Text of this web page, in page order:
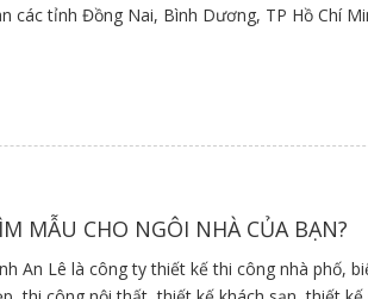
Nguồn sưu tầm
các tỉnh Đồng Nai, Bình Dương, TP Hồ Chí
MẪU CHO NGÔI NHÀ CỦA BẠN?
An Lê là công ty thiết kế thi công nhà phố,